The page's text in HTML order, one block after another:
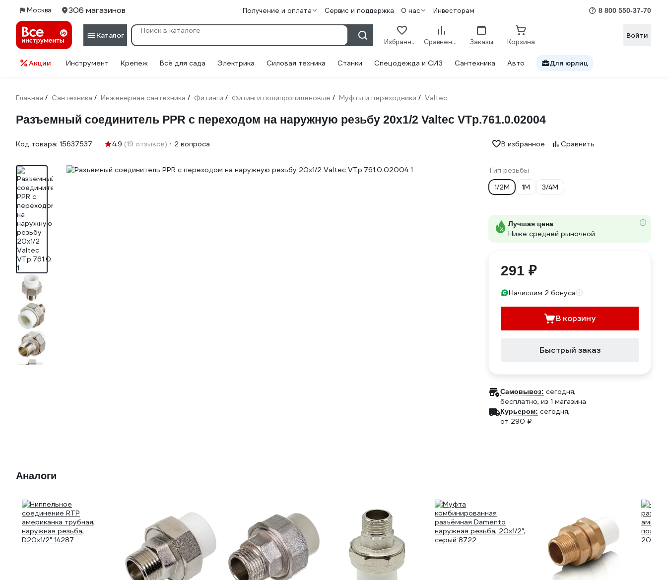
Москва 306 магазинов Получение и оплата Сервис и поддержка О нас Инвесторам 8 800 550-37-70
Каталог
Избранное Сравнение Заказы Корзина
Войти
Акции Инструмент Крепеж Всё для сада Электрика Силовая техника Станки Спецодежда и СИЗ Сантехника Авто Для юрлиц
Главная / Сантехника / Инженерная сантехника / Фитинги / Фитинги полипропиленовые / Муфты и переходники / Valtec
Разъемный соединитель PPR с переходом на наружную резьбу 20х1/2 Valtec VTp.761.0.02004
Код товара: 15637537 4.9 (19 отзывов) 2 вопроса В избранное Сравнить
Тип резьбы
1/2M
1M 3/4M
Лучшая цена
Ниже средней рыночной
291 ₽
Начислим 2 бонуса
В корзину
Быстрый заказ
Самовывоз: сегодня,
бесплатно, из 1 магазина
Курьером: сегодня,
от 290 ₽
Аналоги